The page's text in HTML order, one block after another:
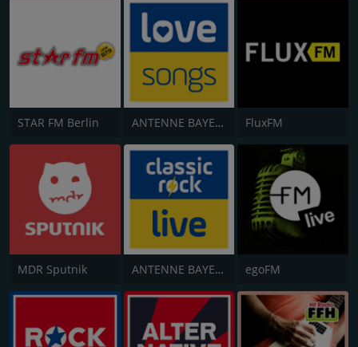
STAR FM Berlin ANTENNE BAYERN Lovesongs FluxFM
MDR Sputnik ANTENNE BAYERN Classic Rock Live egoFM